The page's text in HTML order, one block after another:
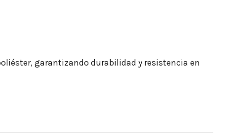
garantizando durabilidad y resistencia en